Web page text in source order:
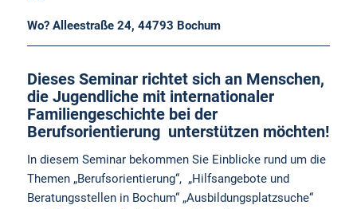
Wo? Alleestraße 24, 44793 Bochum
Dieses Seminar richtet sich an Menschen,
die Jugendliche mit internationaler
Familiengeschichte bei der
Berufsorientierung unterstützen möchten!
In diesem Seminar bekommen Sie Einblicke rund um die
Themen „Berufsorientierung“, „Hilfsangebote und
Beratungsstellen in Bochum“ „Ausbildungsplatzsuche“